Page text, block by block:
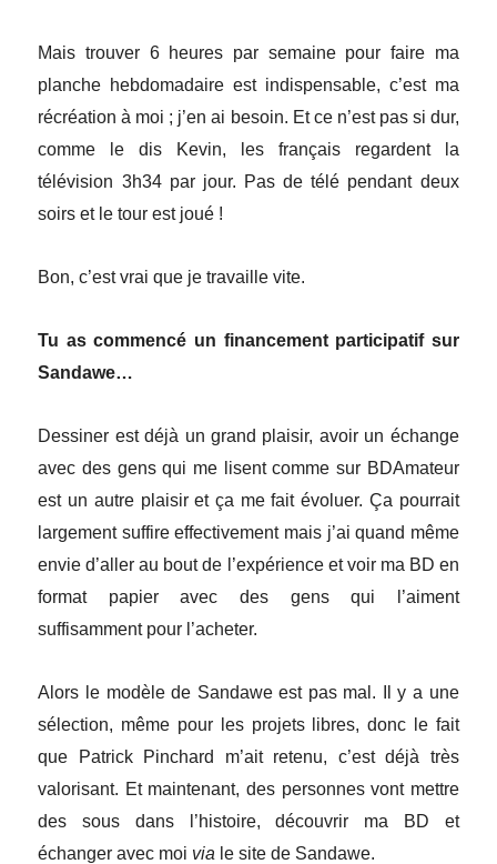
Mais trouver 6 heures par semaine pour faire ma
planche hebdomadaire est indispensable, c’est ma
récréation à moi ; j’en ai besoin. Et ce n’est pas si dur,
comme le dis Kevin, les français regardent la
télévision 3h34 par jour. Pas de télé pendant deux
soirs et le tour est joué !
Bon, c’est vrai que je travaille vite.
Tu as commencé un financement participatif sur
Sandawe…
Dessiner est déjà un grand plaisir, avoir un échange
avec des gens qui me lisent comme sur BDAmateur
est un autre plaisir et ça me fait évoluer. Ça pourrait
largement suffire effectivement mais j’ai quand même
envie d’aller au bout de l’expérience et voir ma BD en
format papier avec des gens qui l’aiment
suffisamment pour l’acheter.
Alors le modèle de Sandawe est pas mal. Il y a une
sélection, même pour les projets libres, donc le fait
que Patrick Pinchard m’ait retenu, c’est déjà très
valorisant. Et maintenant, des personnes vont mettre
des sous dans l’histoire, découvrir ma BD et
échanger avec moi via le site de Sandawe.